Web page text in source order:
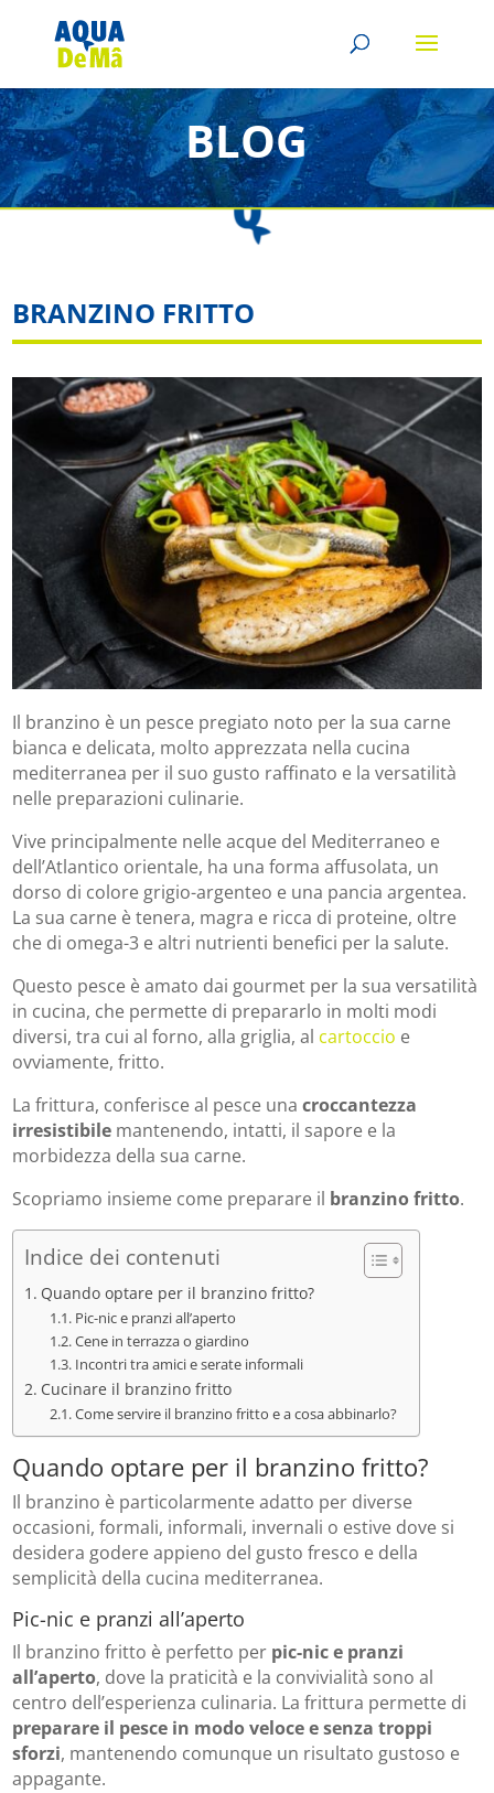
BLOG
BRANZINO FRITTO
Il branzino è un pesce pregiato noto per la sua carne
bianca e delicata, molto apprezzata nella cucina
mediterranea per il suo gusto raffinato e la versatilità
nelle preparazioni culinarie.
Vive principalmente nelle acque del Mediterraneo e
dell’Atlantico orientale, ha una forma affusolata, un
dorso di colore grigio-argenteo e una pancia argentea.
La sua carne è tenera, magra e ricca di proteine, oltre
che di omega-3 e altri nutrienti benefici per la salute.
Questo pesce è amato dai gourmet per la sua versatilità
in cucina, che permette di prepararlo in molti modi
diversi, tra cui al forno, alla griglia, al cartoccio e
ovviamente, fritto.
La frittura, conferisce al pesce una croccantezza
irresistibile mantenendo, intatti, il sapore e la
morbidezza della sua carne.
Scopriamo insieme come preparare il branzino fritto.
Indice dei contenuti
Quando optare per il branzino fritto?
Pic-nic e pranzi all’aperto
Cene in terrazza o giardino
Incontri tra amici e serate informali
Cucinare il branzino fritto
Come servire il branzino fritto e a cosa abbinarlo?
Quando optare per il branzino fritto?
Il branzino è particolarmente adatto per diverse
occasioni, formali, informali, invernali o estive dove si
desidera godere appieno del gusto fresco e della
semplicità della cucina mediterranea.
Pic-nic e pranzi all’aperto
Il branzino fritto è perfetto per pic-nic e pranzi
all’aperto, dove la praticità e la convivialità sono al
centro dell’esperienza culinaria. La frittura permette di
preparare il pesce in modo veloce e senza troppi
sforzi, mantenendo comunque un risultato gustoso e
appagante.